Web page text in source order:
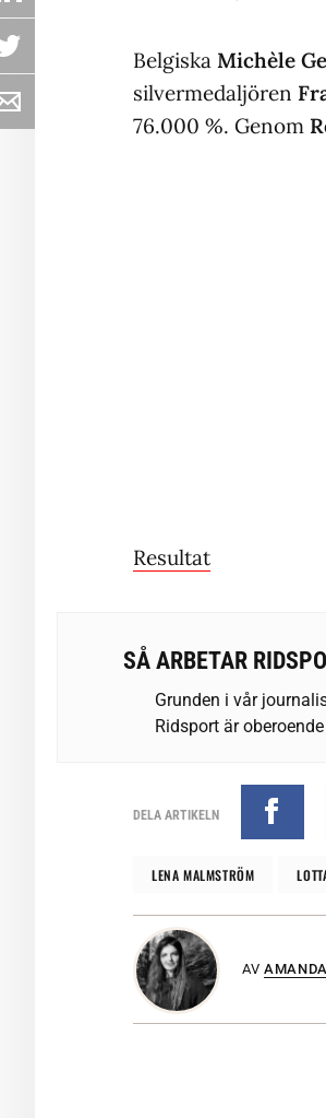
Belgiska Michèle
silvermedaljören
76.000 %. Genom
Resultat
SÅ ARBETAR
Grunden i vår
Ridsport är
DELA ARTIKELN
LENA MALMSTRÖM
AV